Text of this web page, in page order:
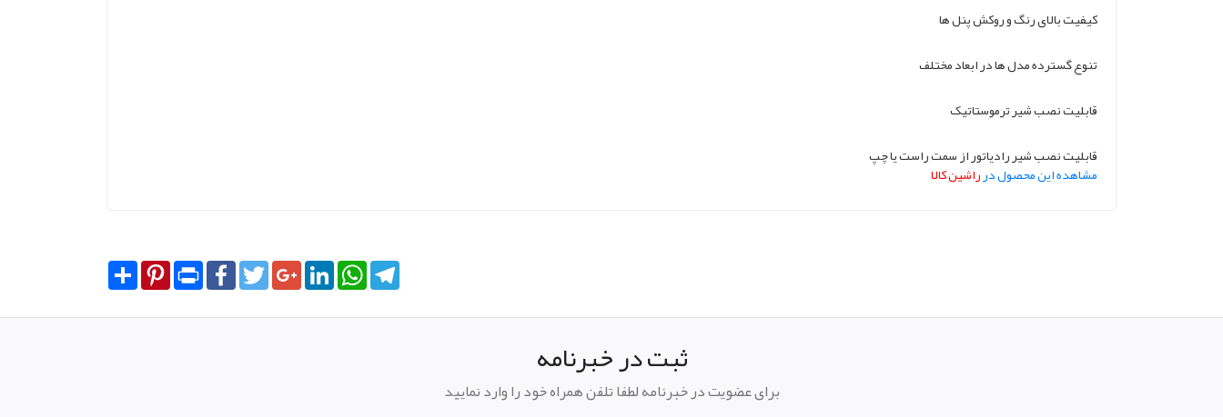
کیفیت بالای رنگ و روکش پنل ها
تنوع گسترده مدل ها در ابعاد مختلف
قابلیت نصب شیر ترموستاتیک
قابلیت نصب شیر رادیاتور از سمت راست یا چپ
مشاهده این محصول درراشین کالا
Share PinterestPrint FacebookTwitterGoogle+LinkedInWhatsApp
ثبت در خبرنامه
برای عضویت در خبرنامه لطفا تلفن همراه خود را وارد نمایید